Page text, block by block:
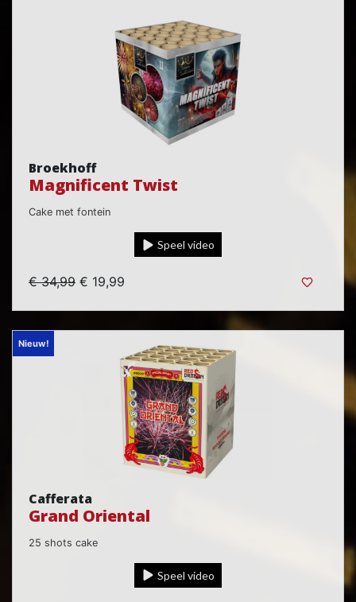
Broekhoff
Magnificent Twist
Cake met fontein
Speel video
€ 34,99 € 19,99
Nieuw!
Cafferata
Grand Oriental
25 shots cake
Speel video